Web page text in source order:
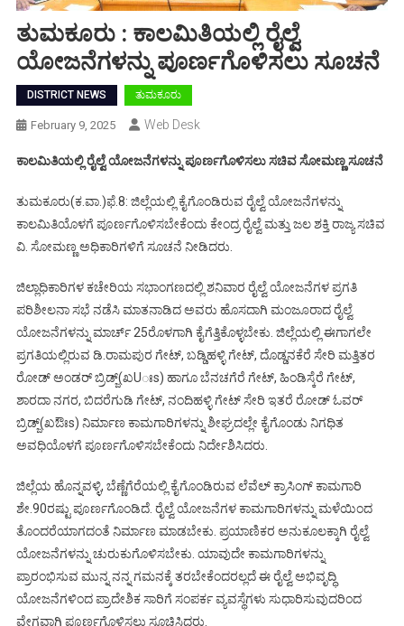
ತುಮಕೂರು : ಕಾಲಮಿತಿಯಲ್ಲಿ ರೈಲ್ವೆ
ಯೋಜನೆಗಳನ್ನು ಪೂರ್ಣಗೊಳಿಸಲು ಸೂಚನೆ
DISTRICT NEWS ತುಮಕೂರು
February 9, 2025 Web Desk
ಕಾಲಮಿತಿಯಲ್ಲಿ ರೈಲ್ವೆ ಯೋಜನೆಗಳನ್ನು ಪೂರ್ಣಗೊಳಿಸಲು ಸಚಿವ ಸೋಮಣ್ಣ ಸೂಚನೆ
ತುಮಕೂರು(ಕ.ವಾ.)ಫೆ.8: ಜಿಲ್ಲೆಯಲ್ಲಿ ಕೈಗೊಂಡಿರುವ ರೈಲ್ವೆ ಯೋಜನೆಗಳನ್ನು
ಕಾಲಮಿತಿಯೊಳಗೆ ಪೂರ್ಣಗೊಳಿಸಬೇಕೆಂದು ಕೇಂದ್ರ ರೈಲ್ವೆ ಮತ್ತು ಜಲ ಶಕ್ತಿ ರಾಜ್ಯ ಸಚಿವ
ವಿ. ಸೋಮಣ್ಣ ಅಧಿಕಾರಿಗಳಿಗೆ ಸೂಚನೆ ನೀಡಿದರು.
ಜಿಲ್ಲಾಧಿಕಾರಿಗಳ ಕಚೇರಿಯ ಸಭಾಂಗಣದಲ್ಲಿ ಶನಿವಾರ ರೈಲ್ವೆ ಯೋಜನೆಗಳ ಪ್ರಗತಿ
ಪರಿಶೀಲನಾ ಸಭೆ ನಡೆಸಿ ಮಾತನಾಡಿದ ಅವರು ಹೊಸದಾಗಿ ಮಂಜೂರಾದ ರೈಲ್ವೆ
ಯೋಜನೆಗಳನ್ನು ಮಾರ್ಚ್ 25ರೊಳಗಾಗಿ ಕೈಗೆತ್ತಿಕೊಳ್ಳಬೇಕು. ಜಿಲ್ಲೆಯಲ್ಲಿ ಈಗಾಗಲೇ
ಪ್ರಗತಿಯಲ್ಲಿರುವ ಡಿ.ರಾಮಪುರ ಗೇಟ್, ಬಡ್ಡಿಹಳ್ಳಿ ಗೇಟ್, ದೊಡ್ಡನಕೆರೆ ಸೇರಿ ಮತ್ತಿತರ
ರೋಡ್ ಅಂಡರ್ ಬ್ರಿಡ್ಜ್(ಖUಃs) ಹಾಗೂ ಬೆನಚಗೆರೆ ಗೇಟ್, ಹಿಂಡಿಸ್ಕೆರೆ ಗೇಟ್,
ಶಾರದಾ ನಗರ, ಬಿದರೆಗುಡಿ ಗೇಟ್, ನಂದಿಹಳ್ಳಿ ಗೇಟ್ ಸೇರಿ ಇತರೆ ರೋಡ್ ಓವರ್
ಬ್ರಿಡ್ಜ್(ಖಔಃs) ನಿರ್ಮಾಣ ಕಾಮಗಾರಿಗಳನ್ನು ಶೀಘ್ರದಲ್ಲೇ ಕೈಗೊಂಡು ನಿಗಧಿತ
ಅವಧಿಯೊಳಗೆ ಪೂರ್ಣಗೊಳಿಸಬೇಕೆಂದು ನಿರ್ದೇಶಿಸಿದರು.
ಜಿಲ್ಲೆಯ ಹೊನ್ನವಳ್ಳಿ, ಬೆಣ್ಣೆಗೆರೆಯಲ್ಲಿ ಕೈಗೊಂಡಿರುವ ಲೆವೆಲ್ ಕ್ರಾಸಿಂಗ್ ಕಾಮಗಾರಿ
ಶೇ.90ರಷ್ಟು ಪೂರ್ಣಗೊಂಡಿದೆ. ರೈಲ್ವೆ ಯೋಜನೆಗಳ ಕಾಮಗಾರಿಗಳನ್ನು ಮಳೆಯಿಂದ
ತೊಂದರೆಯಾಗದಂತೆ ನಿರ್ಮಾಣ ಮಾಡಬೇಕು. ಪ್ರಯಾಣಿಕರ ಅನುಕೂಲಕ್ಕಾಗಿ ರೈಲ್ವೆ
ಯೋಜನೆಗಳನ್ನು ಚುರುಕುಗೊಳಿಸಬೇಕು. ಯಾವುದೇ ಕಾಮಗಾರಿಗಳನ್ನು
ಪ್ರಾರಂಭಿಸುವ ಮುನ್ನ ನನ್ನ ಗಮನಕ್ಕೆ ತರಬೇಕೆಂದರಲ್ಲದೆ ಈ ರೈಲ್ವೆ ಅಭಿವೃದ್ಧಿ
ಯೋಜನೆಗಳಿಂದ ಪ್ರಾದೇಶಿಕ ಸಾರಿಗೆ ಸಂಪರ್ಕ ವ್ಯವಸ್ಥೆಗಳು ಸುಧಾರಿಸುವುದರಿಂದ
ವೇಗವಾಗಿ ಪೂರ್ಣಗೊಳಿಸಲು ಸೂಚಿಸಿದರು.